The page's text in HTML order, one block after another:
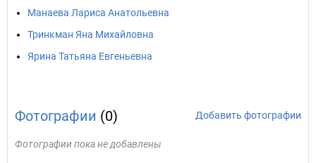
Манаева Лариса Анатольевна
Тринкман Яна Михайловна
Ярина Татьяна Евгеньевна
Фотографии (0) Добавить фотографии
Фотографии пока не добавлены